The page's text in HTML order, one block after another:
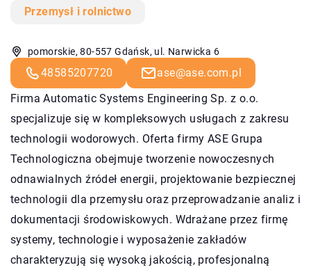
Przemysł i rolnictwo
pomorskie, 80-557 Gdańsk, ul. Narwicka 6
48585207720
ase@ase.com.pl
Firma Automatic Systems Engineering Sp. z o.o.
specjalizuje się w kompleksowych usługach z zakresu
technologii wodorowych. Oferta firmy ASE Grupa
Technologiczna obejmuje tworzenie nowoczesnych
odnawialnych źródeł energii, projektowanie bezpiecznej
technologii dla przemysłu oraz przeprowadzanie analiz i
dokumentacji środowiskowych. Wdrażane przez firmę
systemy, technologie i wyposażenie zakładów
charakteryzują się wysoką jakością, profesjonalną